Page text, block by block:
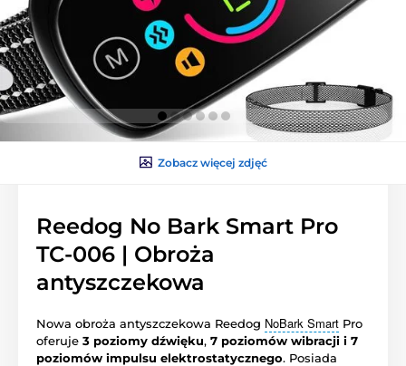
Zobacz więcej zdjęć
Reedog No Bark Smart Pro
TC-006 | Obroża
antyszczekowa
Nowa obroża antyszczekowa Reedog NoBark Smart Pro
oferuje 3 poziomy dźwięku, 7 poziomów wibracji i 7
poziomów impulsu elektrostatycznego. Posiada